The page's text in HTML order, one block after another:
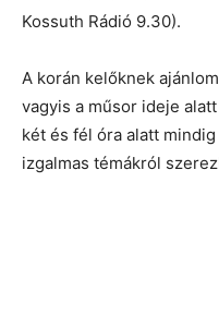
Kossuth Rádió 9.30).
A korán kelőknek
vagyis a műsor ideje
két és fél óra alatt
izgalmas témákról